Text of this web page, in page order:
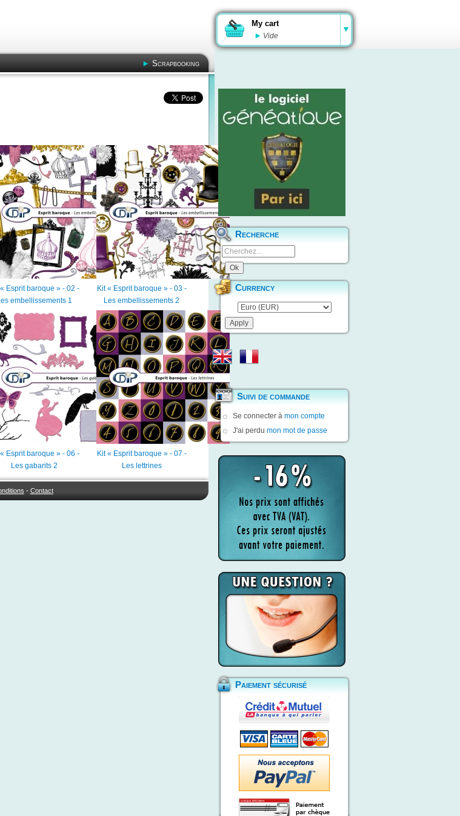
My cart
Vide
Scrapbooking
Esprit baroque » - 02 -
embellissements 1
Kit « Esprit baroque » - 03 -
Les embellissements 2
Esprit baroque » - 06 -
Les gabarits 2
Kit « Esprit baroque » - 07 -
Les lettrines
- Contact
Recherche
Currency
Suivi de commande
Se connecter à mon compte
J'ai perdu mon mot de passe
Paiement sécurisé